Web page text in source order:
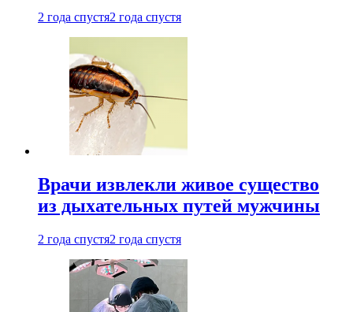
2 года спустя2 года спустя
Врачи извлекли живое существо
из дыхательных путей мужчины
2 года спустя2 года спустя